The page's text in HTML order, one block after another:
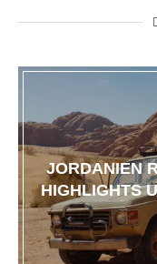
JORDANIEN
HIGHLIGHTS